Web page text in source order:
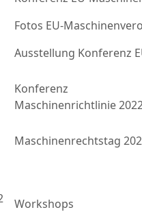
Fotos EU-
Ausstellung Konferenz
Konferenz
Maschinenrichtlinie
Maschinenrechtstag
Workshops